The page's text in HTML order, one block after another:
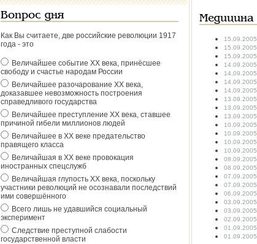
Вопрос дня
Как Вы считаете, две российские революции 1917
года - это
Величайшее событие ХХ века, принёсшее
свободу и счастье народам России
Величайшее разочарование ХХ века,
доказавшее невозможность построения
справедливого государства
Величайшее преступление ХХ века, ставшее
причиной гибели миллионов людей
Величайшее в ХХ веке предательство
правящего класса
Величайшая в ХХ веке провокация
иностранных спецслужб
Величайшая глупость ХХ века, поскольку
участники революций не осознавали последствий
ими совершённого
Всего лишь не удавшийся социальный
эксперимент
Следствие преступной слабости
государственной власти
Медицина
15.09.2005
15.09.2005
15.09.2005
14.09.2005
14.09.2005
14.09.2005
14.09.2005
13.09.2005
13.09.2005
13.09.2005
10.09.2005
10.09.2005
10.09.2005
10.09.2005
08.09.2005
08.09.2005
07.09.2005
07.09.2005
06.09.2005
03.09.2005
03.09.2005
02.09.2005
01.09.2005
01.09.2005